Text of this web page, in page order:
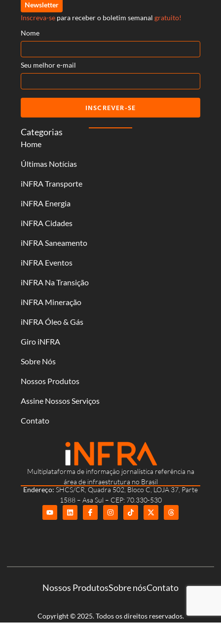
Multiplataforma de informação jornalística referência na
área de infraestrutura no Brasil
Endereço: SHCS/CR, Quadra 502, Bloco C, LOJA 37, Parte
1588 – Asa Sul – CEP: 70.330-530
Categorias
Home
Últimas Notícias
iNFRA Transporte
iNFRA Energia
iNFRA Cidades
iNFRA Saneamento
iNFRA Eventos
iNFRA Na Transição
iNFRA Mineração
iNFRA Óleo & Gás
Giro iNFRA
Sobre Nós
Nossos Produtos
Assine Nossos Serviços
Contato
Newsletter
Inscreva-se para receber o boletim semanal gratuito!
Nome
Seu melhor e-mail
INSCREVER-SE
Nossos ProdutosSobre nósContato
Copyright © 2025. Todos os direitos reservados.